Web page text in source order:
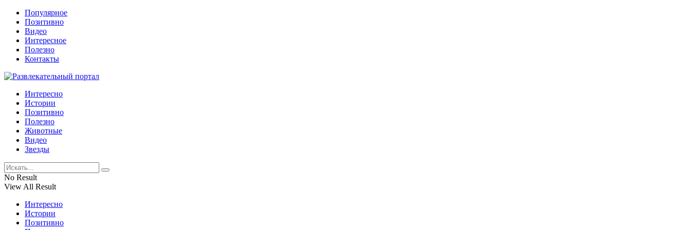
Популярное
Позитивно
Видео
Интересное
Полезно
Контакты
Интересно
Истории
Позитивно
Полезно
Животные
Видео
Звезды
No Result
View All Result
Интересно
Истории
Позитивно